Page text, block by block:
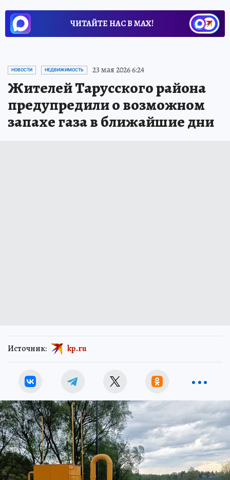
ЧИТАЙТЕ НАС В МАХ!
НОВОСТИ НЕДВИЖИМОСТЬ 23 мая 2026 6:24
Жителей Тарусского района
предупредили о возможном
запахе газа в ближайшие дни
Источник: kp.ru